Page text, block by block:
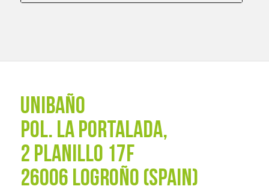
UNIBAÑO
POL. La Portalada,
2 PLANILLO 17F
26006 LOGROÑO (SPAIN)